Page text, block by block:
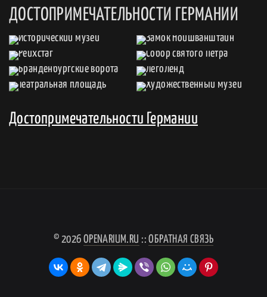
ДОСТОПРИМЕЧАТЕЛЬНОСТИ ГЕРМАНИИ
Достопримечательности Германии
© 2026 OPENARIUM.RU ::ОБРАТНАЯ СВЯЗЬ